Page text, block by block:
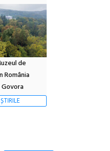
de
România
Govora